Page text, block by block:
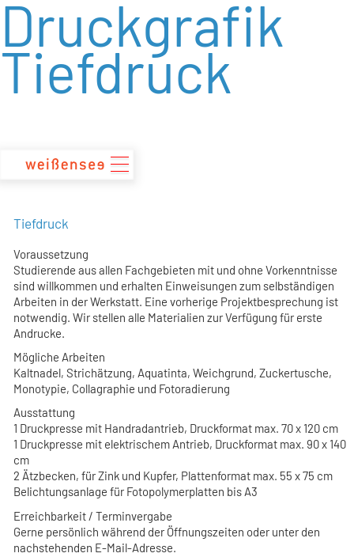
zum
Druckgrafik
Tiefdruck
Tiefdruck
Voraussetzung
Studierende aus allen Fachgebieten mit und ohne Vorkenntnisse
sind willkommen und erhalten Einweisungen zum selbständigen
Arbeiten in der Werkstatt. Eine vorherige Projektbesprechung ist
notwendig. Wir stellen alle Materialien zur Verfügung für erste
Andrucke.
Mögliche Arbeiten
Kaltnadel, Strichätzung, Aquatinta, Weichgrund, Zuckertusche,
Monotypie, Collagraphie und Fotoradierung
Ausstattung
1 Druckpresse mit Handradantrieb, Druckformat max. 70 x 120 cm
1 Druckpresse mit elektrischem Antrieb, Druckformat max. 90 x 140
cm
2 Ätzbecken, für Zink und Kupfer, Plattenformat max. 55 x 75 cm
Belichtungsanlage für Fotopolymerplatten bis A3
Erreichbarkeit / Terminvergabe
Gerne persönlich während der Öffnungszeiten oder unter den
nachstehenden E-Mail-Adresse.